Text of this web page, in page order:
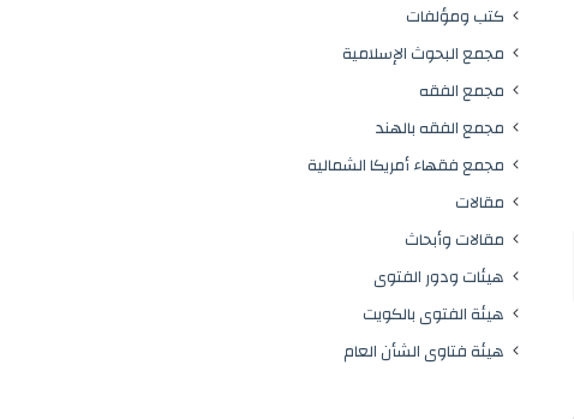
كتب ومؤلفات
مجمع البحوث الإسلامية
مجمع الفقه
مجمع الفقه بالهند
مجمع فقهاء أمريكا الشمالية
مقالات
مقالات وأبحاث
هيئات ودور الفتوى
هيئة الفتوى بالكويت
هيئة فتاوى الشأن العام